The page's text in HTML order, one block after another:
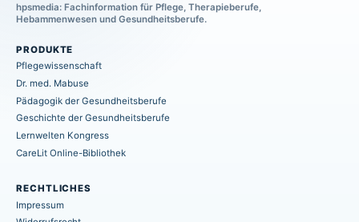
hpsmedia: Fachinformation für Pflege, Therapieberufe,
Hebammenwesen und Gesundheitsberufe.
PRODUKTE
Pflegewissenschaft
Dr. med. Mabuse
Pädagogik der Gesundheitsberufe
Geschichte der Gesundheitsberufe
Lernwelten Kongress
CareLit Online-Bibliothek
RECHTLICHES
Impressum